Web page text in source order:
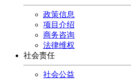
政策信息
项目介绍
商务咨询
法律维权
社会责任
社会公益